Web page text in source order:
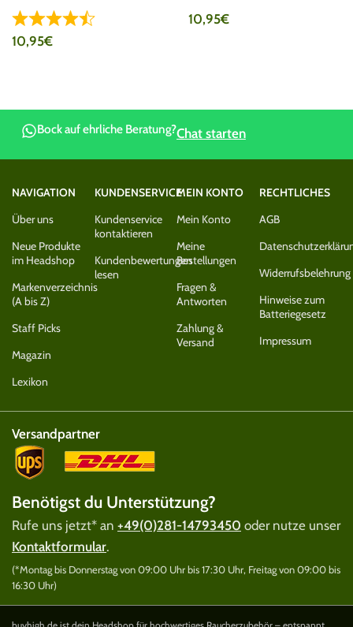
10,95€
10,95€
Bock auf ehrliche Beratung?Chat starten
NAVIGATION
Über uns
Neue Produkte
im Headshop
Markenverzeichnis
(A bis Z)
Staff Picks
Magazin
Lexikon
KUNDENSERVICE
Kundenservice
kontaktieren
Kundenbewertungen
lesen
MEIN KONTO
Mein Konto
Meine
Bestellungen
Fragen &
Antworten
Zahlung &
Versand
RECHTLICHES
AGB
Widerrufsbelehrung
Hinweise zum
Batteriegesetz
Impressum
Versandpartner
Benötigst du Unterstützung?
Rufe uns jetzt* an +49(0)281-14793450 oder nutze unser
Kontaktformular.
(*Montag bis Donnerstag von 09:00 Uhr bis 17:30 Uhr, Freitag von 09:00 bis
16:30 Uhr)